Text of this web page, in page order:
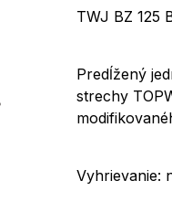
TWJ BZ 125
Predĺžený
strechy
Vyhrievanie: